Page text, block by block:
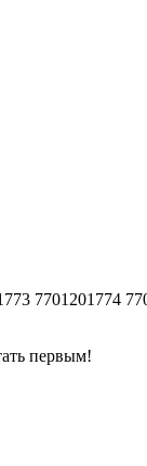
7701201774
первым!